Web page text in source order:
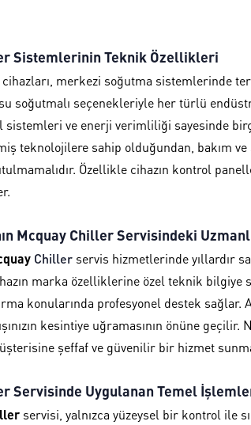
Sistemlerinin Teknik Özellikleri
cihazları, merkezi soğutma sistemlerinde
soğutmalı seçenekleriyle her türlü
sistemleri ve enerji verimliliği sayesinde
teknolojilere sahip olduğundan, bakım ve
Özellikle cihazın kontrol
Mcquay Chiller Servisindeki
Chiller servis hizmetlerinde yıllardır
marka özelliklerine özel teknik bilgiye
konularında profesyonel destek sağlar.
kesintiye uğramasının önüne
şeffaf ve güvenilir bir hizmet
Servisinde Uygulanan Temel
servisi, yalnızca yüzeysel bir kontrol ile